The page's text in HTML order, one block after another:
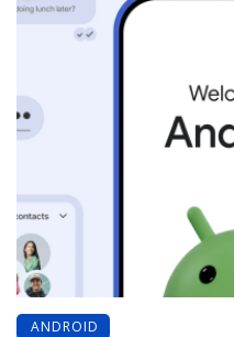
ANDROID